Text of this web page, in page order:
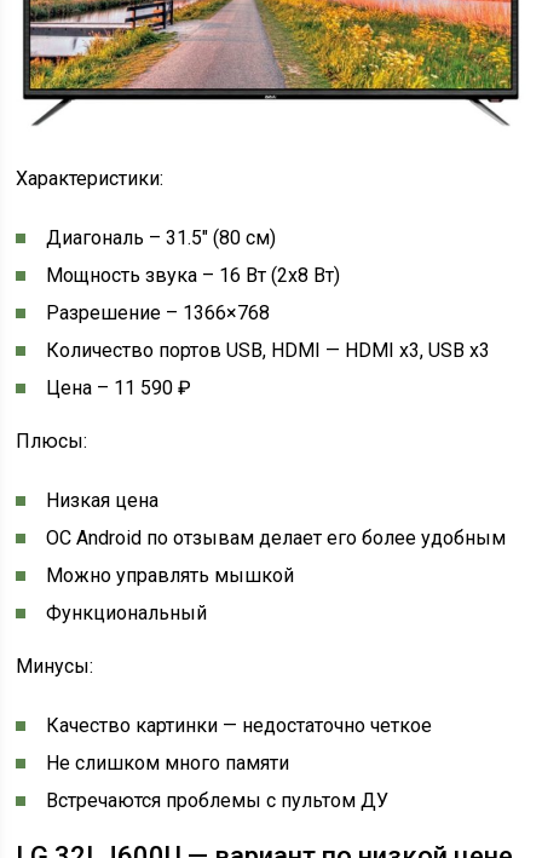
Характеристики:
Диагональ – 31.5″ (80 см)
Мощность звука – 16 Вт (2х8 Вт)
Разрешение – 1366×768
Количество портов USB, HDMI — HDMI x3, USB x3
Цена – 11 590 ₽
Плюсы:
Низкая цена
ОС Android по отзывам делает его более удобным
Можно управлять мышкой
Функциональный
Минусы:
Качество картинки — недостаточно четкое
Не слишком много памяти
Встречаются проблемы с пультом ДУ